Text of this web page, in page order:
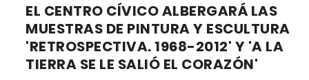
EL CENTRO CÍVICO ALBERGARÁ LAS
MUESTRAS DE PINTURA Y ESCULTURA
'RETROSPECTIVA. 1968-2012' Y 'A LA
TIERRA SE LE SALIÓ EL CORAZÓN'